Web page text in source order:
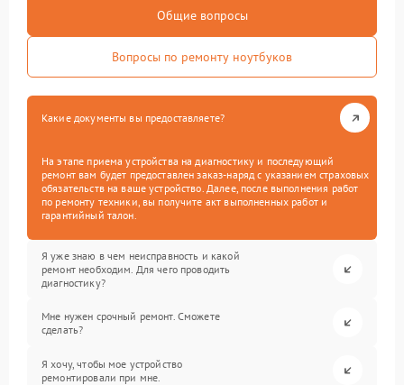
Общие вопросы
Вопросы по ремонту ноутбуков
Какие документы вы предоставляете?
На этапе приема устройства на диагностику и последующий
ремонт вам будет предоставлен заказ-наряд с указанием страховых
обязательств на ваше устройство. Далее, после выполнения работ
по ремонту техники, вы получите акт выполненных работ и
гарантийный талон.
Я уже знаю в чем неисправность и какой
ремонт необходим. Для чего проводить
диагностику?
Мне нужен срочный ремонт. Сможете
сделать?
Я хочу, чтобы мое устройство
ремонтировали при мне.